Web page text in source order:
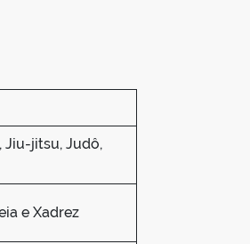
Jiu-jitsu, Judô,
e Xadrez